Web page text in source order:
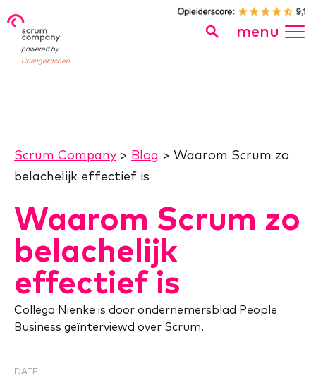
powered by
Changekitchen
menu
Scrum Company> Blog > Waarom Scrum zo
belachelijk effectief is
Waarom Scrum zo
belachelijk
effectief is
Collega Nienke is door ondernemersblad People
Business geïnterviewd over Scrum.
DATE